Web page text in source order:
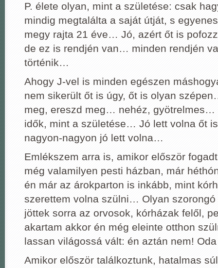
P. élete olyan, mint a születése: csak
mindig megtalálta a saját útját, s
megy rajta 21 éve… Jó, azért őt is
de ez is rendjén van… minden rendjén
történik…
Ahogy J-vel is minden egészen
nem sikerült őt is úgy, őt is olyan
meg, ereszd meg… nehéz, gyötrelmes…
idők, mint a születése… Jó lett volna őt
nagyon-nagyon jó lett volna…
Emlékszem arra is, amikor először
még valamilyen pesti házban, már
én már az árokparton is inkább, mint
szerettem volna szülni… Olyan szorongó
jöttek sorra az orvosok, kórházak felől,
akartam akkor én még eleinte otthon
lassan világossá vált: én aztán nem!
Amikor először találkoztunk, hatalmas